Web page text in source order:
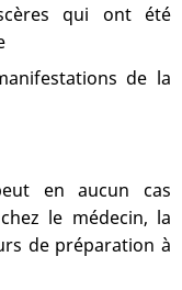
qui ont été
de la
en aucun cas
le médecin, la
de préparation à